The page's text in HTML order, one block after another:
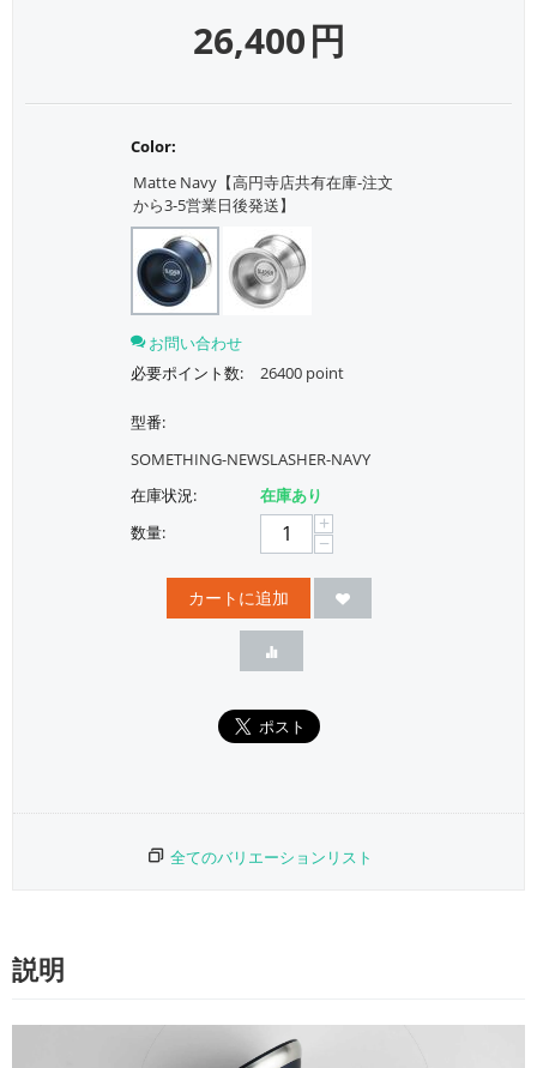
26,400円
Color:
Matte Navy【高円寺店共有在庫-注文
から3-5営業日後発送】
お問い合わせ
必要ポイント数:
26400 point
型番:
SOMETHING-NEWSLASHER-NAVY
在庫状況:
在庫あり
数量:
+
−
カートに追加
全てのバリエーションリスト
説明